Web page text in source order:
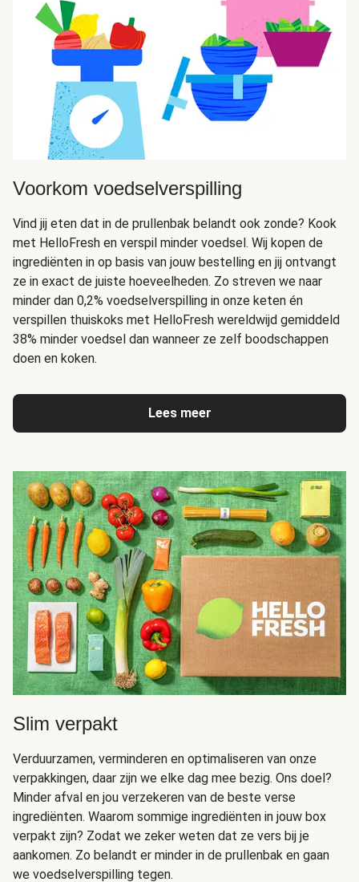
Voorkom voedselverspilling
Vind jij eten dat in de prullenbak belandt ook zonde? Kook
met HelloFresh en verspil minder voedsel. Wij kopen de
ingrediënten in op basis van jouw bestelling en jij ontvangt
ze in exact de juiste hoeveelheden. Zo streven we naar
minder dan 0,2% voedselverspilling in onze keten én
verspillen thuiskoks met HelloFresh wereldwijd gemiddeld
38% minder voedsel dan wanneer ze zelf boodschappen
doen en koken.
Lees meer
Slim verpakt
Verduurzamen, verminderen en optimaliseren van onze
verpakkingen, daar zijn we elke dag mee bezig. Ons doel?
Minder afval en jou verzekeren van de beste verse
ingrediënten. Waarom sommige ingrediënten in jouw box
verpakt zijn? Zodat we zeker weten dat ze vers bij je
aankomen. Zo belandt er minder in de prullenbak en gaan
we voedselverspilling tegen.